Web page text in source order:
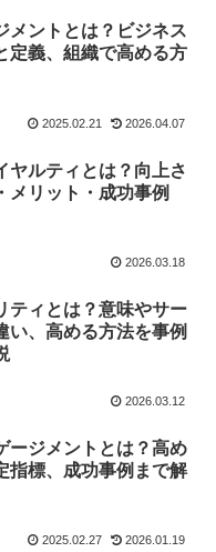
メントとは？ビジネス
定義、組織で高める方
2025.02.21 2026.04.07
ヤルティとは？向上さ
メリット・成功事例
2026.03.18
ティとは？意味やサー
い、高める方法を事例
2026.03.12
ージメントとは？高め
指標、成功事例まで解
2025.02.27 2026.01.19